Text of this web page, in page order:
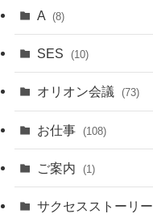
A (8)
SES (10)
オリオン会議 (73)
お仕事 (108)
ご案内 (1)
サクセスストーリー